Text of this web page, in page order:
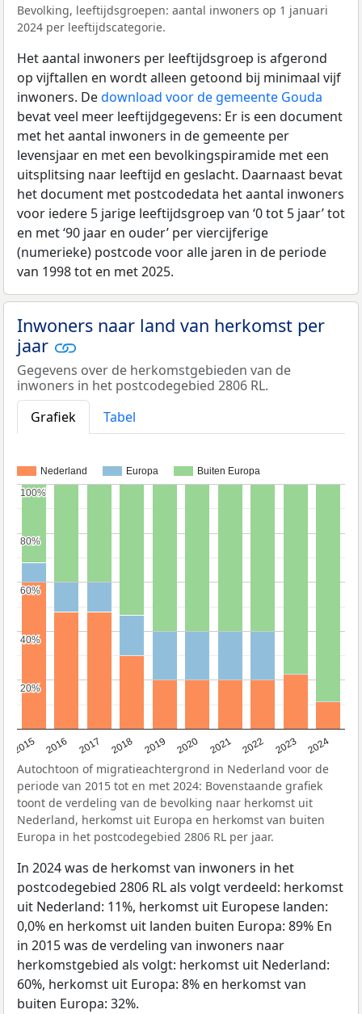
Bevolking, leeftijdsgroepen: aantal inwoners op 1 januari
2024 per leeftijdscategorie.
Het aantal inwoners per leeftijdsgroep is afgerond
op vijftallen en wordt alleen getoond bij minimaal vijf
inwoners. Dedownload voor de gemeente Gouda
bevat veel meer leeftijdgegevens: Er is een document
met het aantal inwoners in de gemeente per
levensjaar en met een bevolkingspiramide met een
uitsplitsing naar leeftijd en geslacht. Daarnaast bevat
het document met postcodedata het aantal inwoners
voor iedere 5 jarige leeftijdsgroep van ‘0 tot 5 jaar’ tot
en met ‘90 jaar en ouder’ per viercijferige
(numerieke) postcode voor alle jaren in de periode
van 1998 tot en met 2025.
Inwoners naar land van herkomst per
jaar
Gegevens over de herkomstgebieden van de
inwoners in het postcodegebied 2806 RL.
Grafiek
Tabel
Nederland Europa Buiten Europa
2015 2016 2017 2018 2019 2020 2021 2022 2023 2024
20%
20%
40%
40%
60%
60%
80%
80%
100%
100%
Autochtoon of migratieachtergrond in Nederland voor de
periode van 2015 tot en met 2024: Bovenstaande grafiek
toont de verdeling van de bevolking naar herkomst uit
Nederland, herkomst uit Europa en herkomst van buiten
Europa in het postcodegebied 2806 RL per jaar.
In 2024 was de herkomst van inwoners in het
postcodegebied 2806 RL als volgt verdeeld: herkomst
uit Nederland: 11%, herkomst uit Europese landen:
0,0% en herkomst uit landen buiten Europa: 89% En
in 2015 was de verdeling van inwoners naar
herkomstgebied als volgt: herkomst uit Nederland:
60%, herkomst uit Europa: 8% en herkomst van
buiten Europa: 32%.